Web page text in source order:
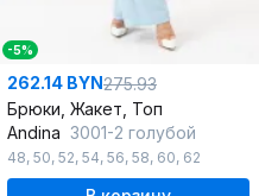
-5%
262.14 BYN275.93
Брюки, Жакет, Топ
Andina 3001-2 голубой
48, 50, 52, 54, 56, 58, 60, 62